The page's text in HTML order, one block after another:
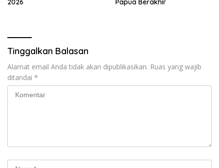
2026
Papua Berakhir
Tinggalkan Balasan
Alamat email Anda tidak akan dipublikasikan. Ruas yang wajib
ditandai *